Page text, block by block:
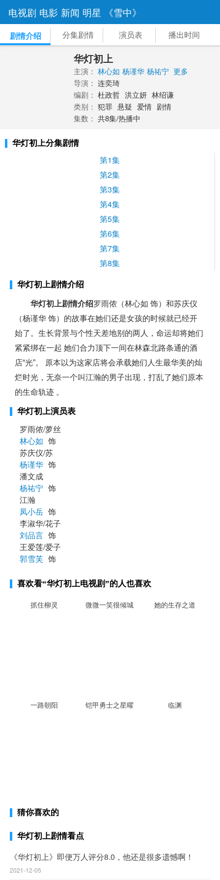
电视剧 电影 新闻 明星 《雪中》
剧情介绍 分集剧情 演员表 播出时间
华灯初上
主演： 林心如 杨谨华 杨祐宁 更多
导演： 连奕琦
编剧： 杜政哲 洪立妍 林绍谦
类别： 犯罪 悬疑 爱情 剧情
集数： 共8集/热播中
华灯初上分集剧情
第1集
第2集
第3集
第4集
第5集
第6集
第7集
第8集
华灯初上剧情介绍
华灯初上剧情介绍罗雨侬（林心如 饰）和苏庆仪
（杨谨华 饰）的故事在她们还是女孩的时候就已经开
始了。生长背景与个性天差地别的两人，命运却将她们
紧紧绑在一起 她们合力顶下一间在林森北路条通的酒
店“光”。 原本以为这家店将会承载她们人生最华美的灿
烂时光，无奈一个叫江瀚的男子出现，打乱了她们原本
的生命轨迹 。
华灯初上演员表
罗雨侬/萝丝
林心如 饰
苏庆仪/苏
杨谨华 饰
潘文成
杨祐宁 饰
江瀚
凤小岳 饰
李淑华/花子
刘品言 饰
王爱莲/爱子
郭雪芙 饰
喜欢看“华灯初上电视剧”的人也喜欢
抓住柳灵 微微一笑很倾城 她的生存之道
一路朝阳 铠甲勇士之星曜 临渊
猜你喜欢的
华灯初上剧情看点
《华灯初上》即便万人评分8.0，他还是很多遗憾啊！
2021-12-05